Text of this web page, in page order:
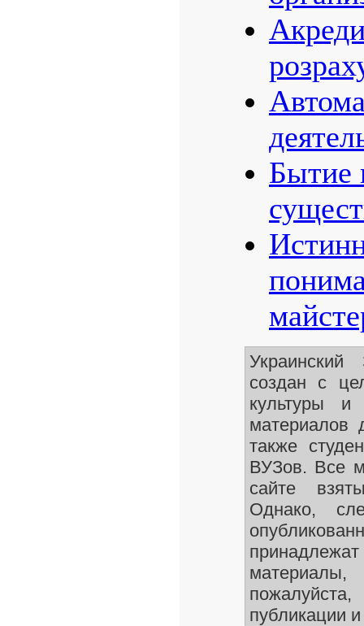
Бытие
создан с
культуры и
материалов
также
ВУЗов. Все
сайте
Однако,
публикации